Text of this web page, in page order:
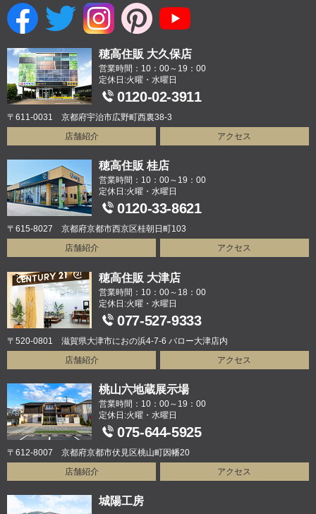
穂高住販 大久保店
営業時間：10：00～19：00
定休日:火曜・水曜日
0120-02-3911
〒611-0031 京都府宇治市広野町西裏38-3
店舗紹介
アクセス
穂高住販 桂店
営業時間：10：00～19：00
定休日:火曜・水曜日
0120-33-8621
〒615-8027 京都府京都市西京区桂朝日町103
店舗紹介
アクセス
穂高住販 大津店
営業時間：10：00～18：00
定休日:火曜・水曜日
077-527-9333
〒520-0801 滋賀県大津市におの浜4-7-6 バロー大津店内
店舗紹介
アクセス
桃山六地蔵展示場
営業時間：10：00～19：00
定休日:火曜・水曜日
075-644-5925
〒612-8007 京都府京都市伏見区桃山町因幡20
店舗紹介
アクセス
城陽工房